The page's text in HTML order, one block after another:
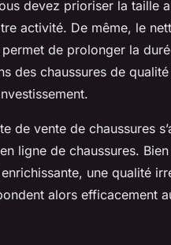
devez prioriser la taille
activité. De même, le
permet de prolonger la
des chaussures de
de vente de chaussures
ligne de chaussures.
une qualité
alors efficacement